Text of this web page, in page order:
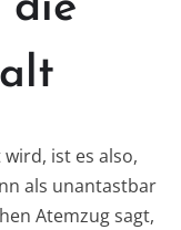
die
ist es also,
als unantastbar
Atemzug sagt,